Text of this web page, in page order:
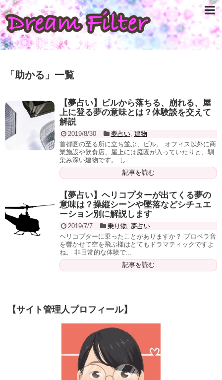
「 助かる 」 一覧
【夢占い】ビルから落ちる、崩れる、屋
上に登る夢の意味とは？体験談を交えて
解説
2019/8/30 夢占い, 建物
首都圏の至る所に立ち並ぶ、ビル。 オフィス以外に商
業施設や飲食店、屋上には庭園が入っていたりと、馴
染み深い建物です。 し...
記事を読む
【夢占い】ヘリコプターが出てくる夢の
意味は？操縦シーンや墜落などシチュエ
ーション別に解説します
2019/7/7 乗り物 夢占い
ヘリコプターに乗ったことがありますか？ プロペラ音
を響かせて空を飛ぶ様はとてもドラマティックですよ
ね。 非日常的な体験で...
記事を読む
【サイト管理人プロフィール】